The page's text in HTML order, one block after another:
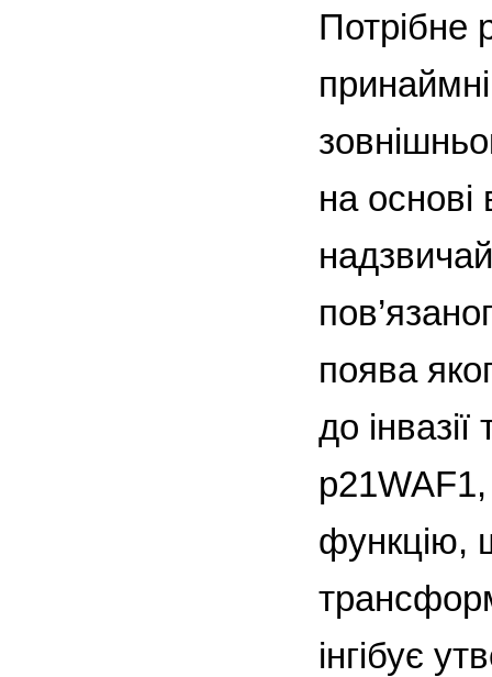
Потрібне
на
поява
до
p21WAF1,
функцію,
інгібує